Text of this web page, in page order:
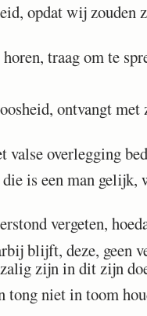
opdat wij zouden
traag om te
ontvangt
valse overlegging
is een man gelijk,
vergeten,
blijft, deze, geen
zijn in dit zijn
tong niet in toom